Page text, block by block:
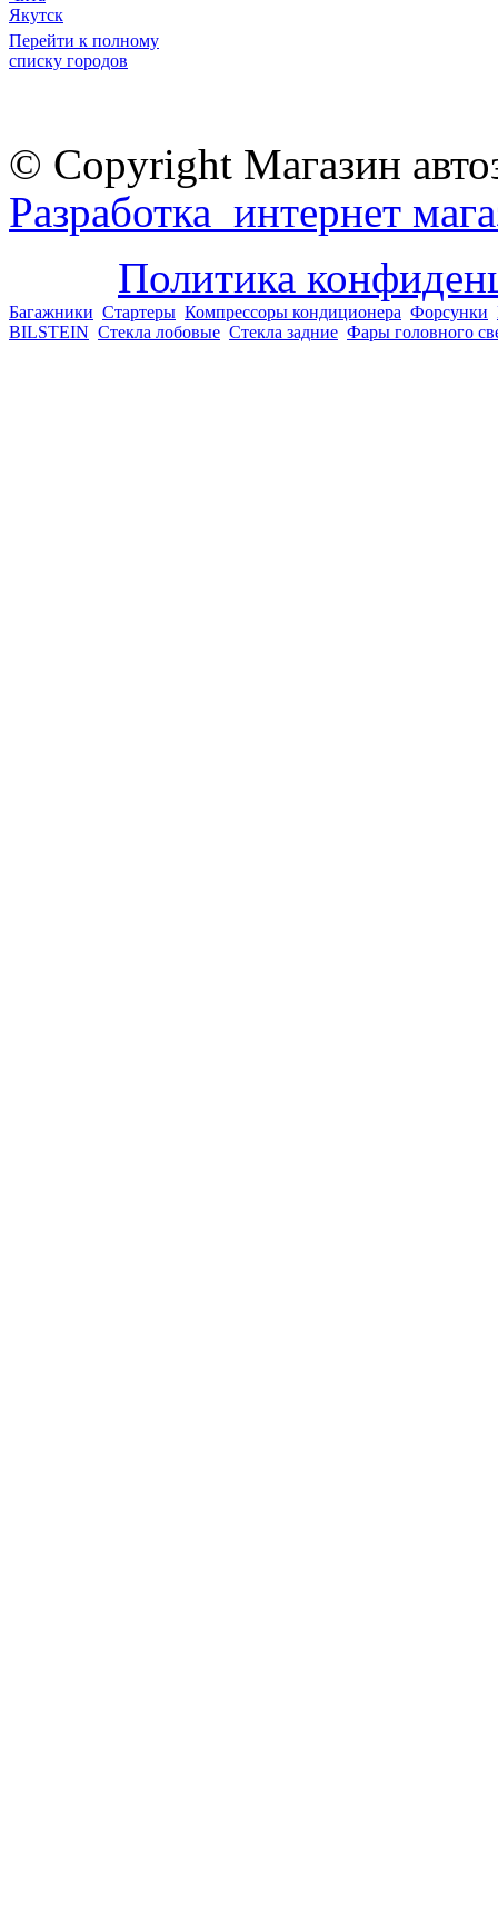
Якутск
Перейти к полному
списку городов
© Copyright Магазин
Разработка интернет
Политика
Багажники Стартеры Компрессоры кондиционера Форсунки
BILSTEIN Стекла лобовые Стекла задние Фары головного